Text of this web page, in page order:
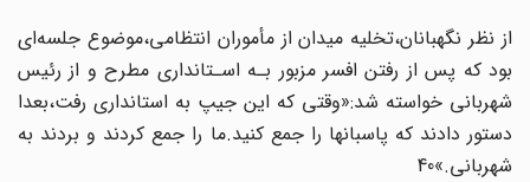
از نظر نگهبانان،تخلیه میدان از مأموران انتظامی‌،موضوع‌ جلسه‌ای
بود که پس از‌ رفتن‌ افسر مزبور بـه اسـتانداری مطرح و از رئیس
شهربانی خواسته شد:«وقتی که این جیپ به استانداری‌ رفت،بعدا
دستور دادند که پاسبانها را جمع‌ کنید‌.ما را جمع کردند‌ و بردند‌ به
شهربانی.»40